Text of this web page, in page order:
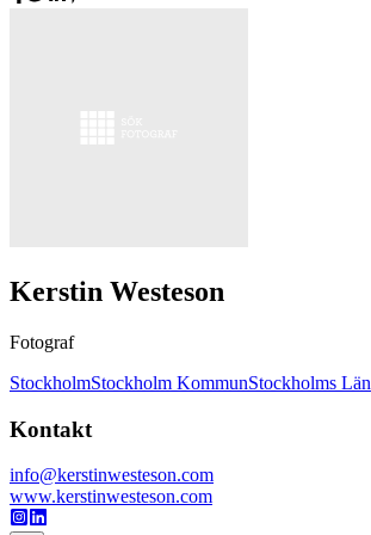
Kerstin Westeson
Fotograf
StockholmStockholm KommunStockholms Län
Kontakt
info@kerstinwesteson.com
www.kerstinwesteson.com